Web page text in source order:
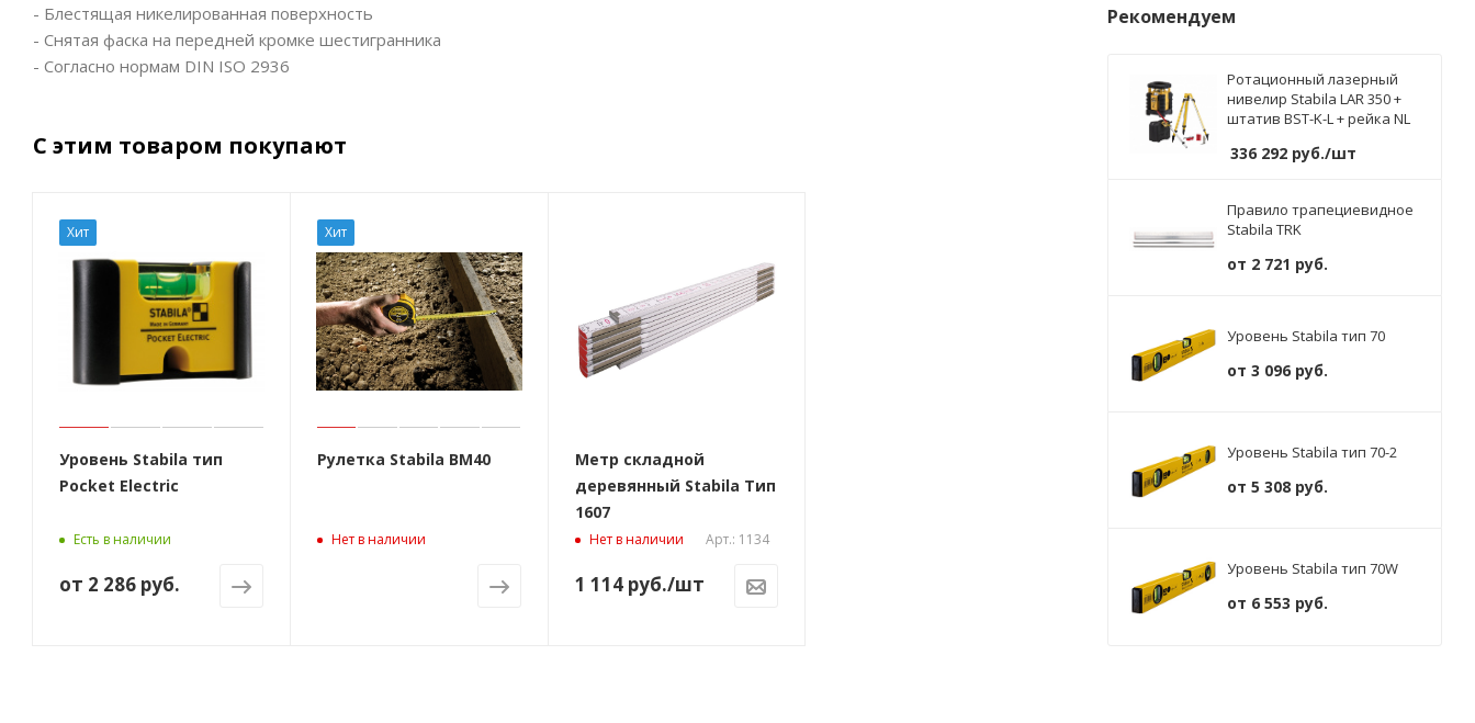
- Блестящая никелированная поверхность
- Снятая фаска на передней кромке шестигранника
- Согласно нормам DIN ISO 2936
С этим товаром покупают
Хит
Уровень Stabila тип
Pocket Electric
Есть в наличии
от 2 286 руб.
Хит
Рулетка Stabila BM40
Нет в наличии
Метр складной
деревянный Stabila Тип
1607
Нет в наличии Арт.: 1134
1 114руб./шт
Рекомендуем
Ротационный лазерный
нивелир Stabila LAR 350 +
штатив BST-K-L + рейка NL
336 292 руб./шт
Правило трапециевидное
Stabila TRK
от 2 721 руб.
Уровень Stabila тип 70
от 3 096 руб.
Уровень Stabila тип 70-2
от 5 308 руб.
Уровень Stabila тип 70W
от 6 553 руб.